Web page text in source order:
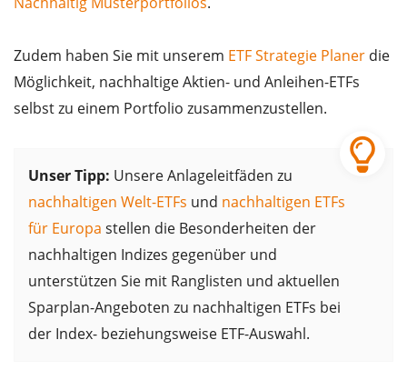
Zudem haben Sie mit unserem ETF Strategie Planer die
Möglichkeit, nachhaltige Aktien- und Anleihen-ETFs
selbst zu einem Portfolio zusammenzustellen.
Unser Tipp: Unsere Anlageleitfäden zu
nachhaltigen Welt-ETFs und nachhaltigen ETFs
für Europa stellen die Besonderheiten der
nachhaltigen Indizes gegenüber und
unterstützen Sie mit Ranglisten und aktuellen
Sparplan-Angeboten zu nachhaltigen ETFs bei
der Index- beziehungsweise ETF-Auswahl.